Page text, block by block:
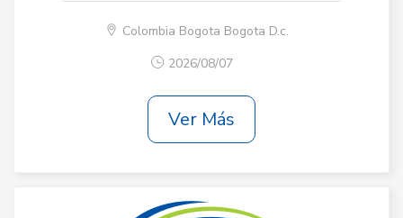
Colombia Bogota Bogota D.c.
2026/08/07
Ver Más